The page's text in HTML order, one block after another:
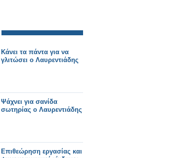
Κάνει τα πάντα για να
γλιτώσει ο Λαυρεντιάδης
Ψάχνει για σανίδα
σωτηρίας ο Λαυρεντιάδης
Επιθεώρηση εργασίας και